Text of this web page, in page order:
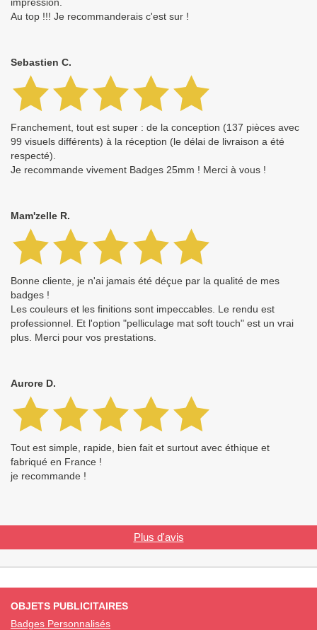
impression.
Au top !!! Je recommanderais c'est sur !
Sebastien C.
Franchement, tout est super : de la conception (137 pièces avec
99 visuels différents) à la réception (le délai de livraison a été
respecté).
Je recommande vivement Badges 25mm ! Merci à vous !
Mam'zelle R.
Bonne cliente, je n'ai jamais été déçue par la qualité de mes
badges !
Les couleurs et les finitions sont impeccables. Le rendu est
professionnel. Et l'option "pelliculage mat soft touch" est un vrai
plus. Merci pour vos prestations.
Aurore D.
Tout est simple, rapide, bien fait et surtout avec éthique et
fabriqué en France !
je recommande !
Plus d'avis
OBJETS PUBLICITAIRES
Badges Personnalisés